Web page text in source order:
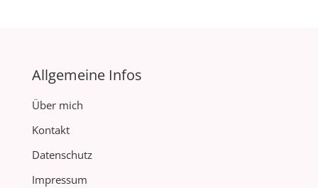
Allgemeine Infos
Über mich
Kontakt
Datenschutz
Impressum